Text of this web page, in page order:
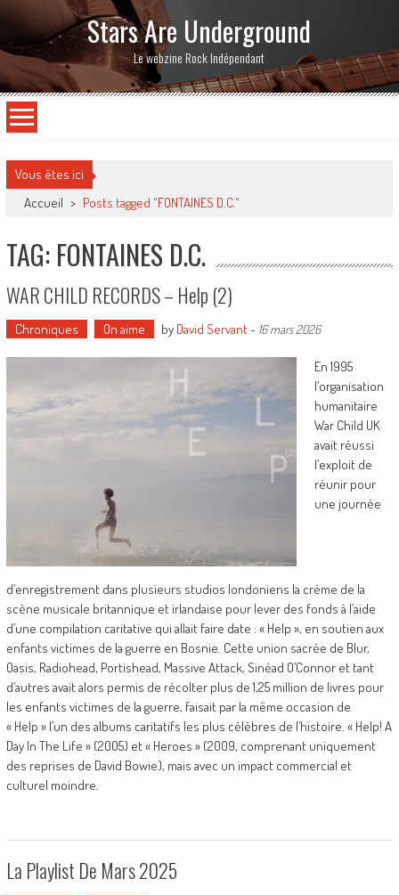
Stars Are Underground
Le webzine Rock Indépendant
Vous êtes ici
Accueil > Posts tagged "FONTAINES D.C."
TAG: FONTAINES D.C.
WAR CHILD RECORDS – Help (2)
Chroniques On aime by David Servant- 16 mars 2026
En 1995
l’organisation
humanitaire
War Child UK
avait réussi
l’exploit de
réunir pour
une journée
d’enregistrement dans plusieurs studios londoniens la crème de la
scène musicale britannique et irlandaise pour lever des fonds à l’aide
d’une compilation caritative qui allait faire date : « Help », en soutien aux
enfants victimes de la guerre en Bosnie. Cette union sacrée de Blur,
Oasis, Radiohead, Portishead, Massive Attack, Sinéad O’Connor et tant
d’autres avait alors permis de récolter plus de 1,25 million de livres pour
les enfants victimes de la guerre, faisait par la même occasion de
« Help » l’un des albums caritatifs les plus célèbres de l’histoire. « Help! A
Day In The Life » (2005) et « Heroes » (2009, comprenant uniquement
des reprises de David Bowie), mais avec un impact commercial et
culturel moindre.
La Playlist De Mars 2025